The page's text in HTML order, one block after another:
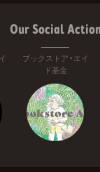
Our Social Action
ブックストア・エイ
ド基金